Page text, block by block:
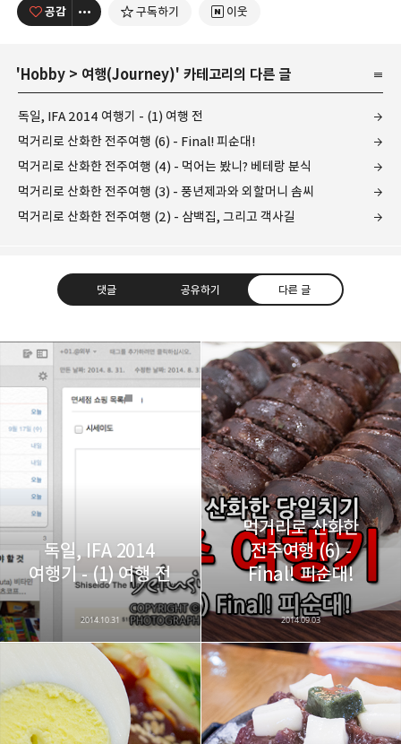
공감 구독하기 이웃
' Hobby > 여행(Journey)' 카테고리의 다른 글
독일, IFA 2014 여행기 - (1) 여행 전
먹거리로 산화한 전주여행 (6) - Final! 피순대!
먹거리로 산화한 전주여행 (4) - 먹어는 봤니? 베테랑 분식
먹거리로 산화한 전주여행 (3) - 풍년제과와 외할머니 솜씨
먹거리로 산화한 전주여행 (2) - 삼백집, 그리고 객사길
댓글 공유하기 다른 글
레이니아
다방면의 깊은 관심과 얕은 이해도를 갖춘 보편적
비주류이자 진화하는 영원한 주변인.
구독하기 라인 트위터
카카오스토리 네이버 블로그
독일, IFA 2014
여행기 - (1) 여행 전
2014.10.31
먹거리로 산화한
전주여행 (6) -
Final! 피순대!
2014.09.03